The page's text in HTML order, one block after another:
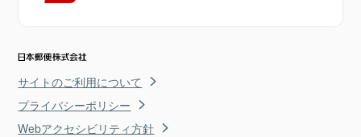
サイトのご利用について
プライバシーポリシー
Webアクセシビリティ方針